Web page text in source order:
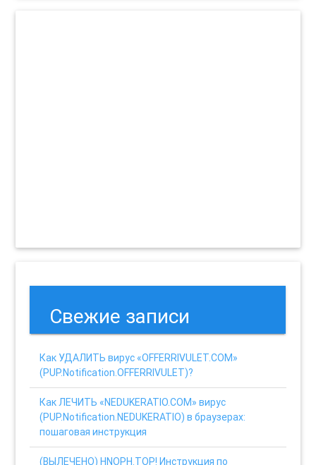
Свежие записи
Как УДАЛИТЬ вирус «OFFERRIVULET.COM»
(PUP.Notification.OFFERRIVULET)?
Как ЛЕЧИТЬ «NEDUKERATIO.COM» вирус
(PUP.Notification.NEDUKERATIO) в браузерах:
пошаговая инструкция
(ВЫЛЕЧЕНО) HNOPH.TOP! Инструкция по